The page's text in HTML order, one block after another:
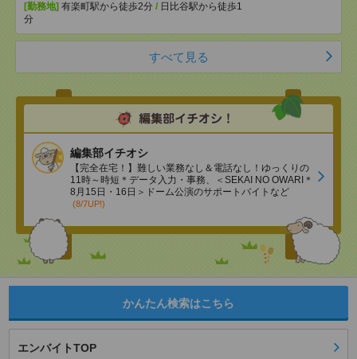
[勤務地] 有楽町駅から徒歩2分 / 日比谷駅から徒歩1
分
すべて見る
編集部イチオシ
【完全在宅！】難しい業務なし＆電話なし！ゆっくりの
11時～時短＊データ入力・事務、＜SEKAI NO OWARI＊
8月15日・16日＞ドーム公演のサポートバイトなど
(8/7UP!)
かんたん検索はこちら
エンバイトTOP